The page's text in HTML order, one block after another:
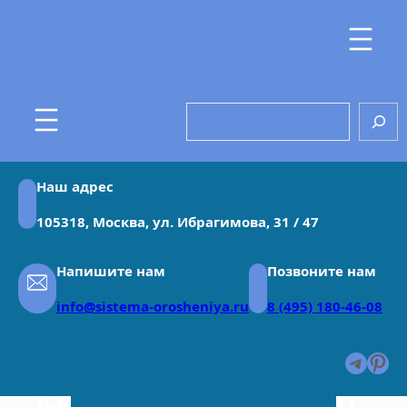
Наш адрес
105318, Москва, ул. Ибрагимова, 31 / 47
Напишите нам
info@sistema-orosheniya.ru
Позвоните нам
8 (495) 180-46-08